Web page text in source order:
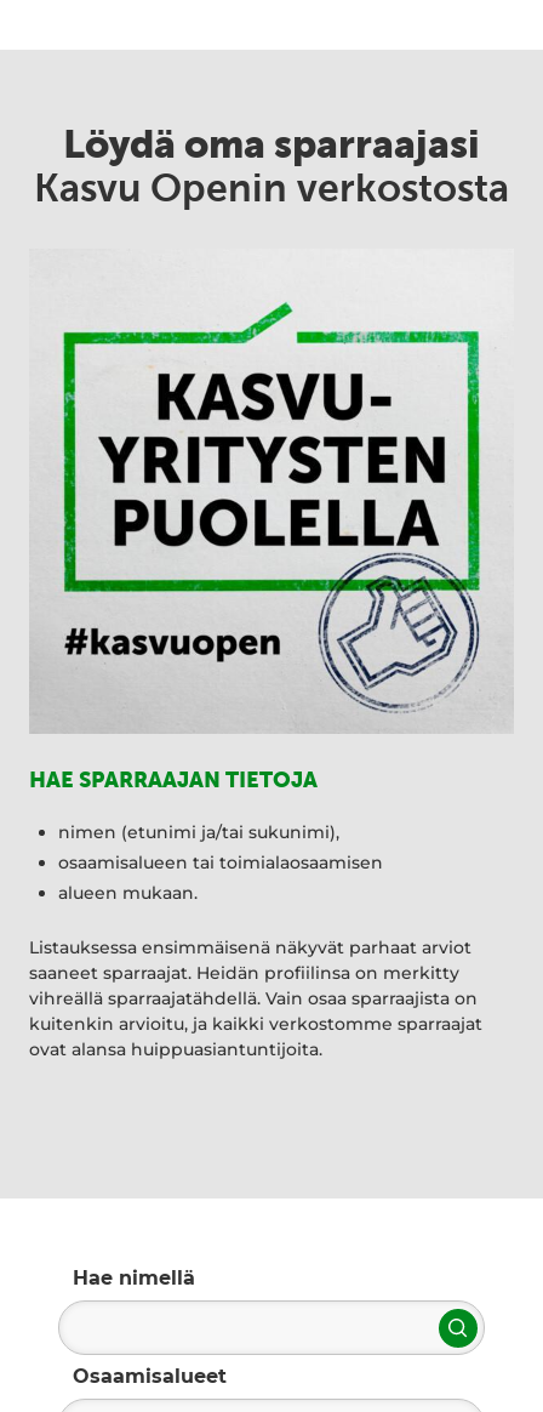
Löydä oma sparraajasi
Kasvu Openin verkostosta
HAE SPARRAAJAN TIETOJA
nimen (etunimi ja/tai sukunimi),
osaamisalueen tai toimialaosaamisen
alueen mukaan.
Listauksessa ensimmäisenä näkyvät parhaat arviot
saaneet sparraajat. Heidän profiilinsa on merkitty
vihreällä sparraajatähdellä. Vain osaa sparraajista on
kuitenkin arvioitu, ja kaikki verkostomme sparraajat
ovat alansa huippuasiantuntijoita.
Hae nimellä
Hae
Osaamisalueet